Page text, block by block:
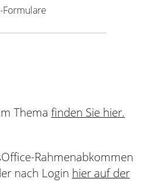
Formulare
Thema finden Sie hier.
Rahmenabkommen
nach Login hier auf der